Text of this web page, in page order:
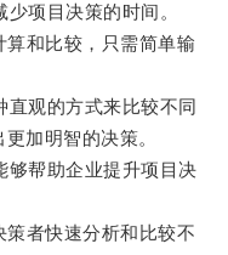
项目决策的时间。
和比较，只需简单输
观的方式来比较不同
加明智的决策。
帮助企业提升项目决
者快速分析和比较不